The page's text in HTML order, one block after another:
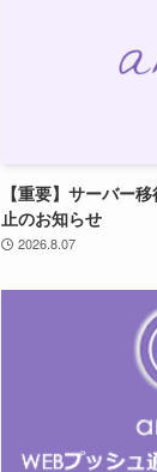
【重要】サーバー
止のお知らせ
2026.8.07